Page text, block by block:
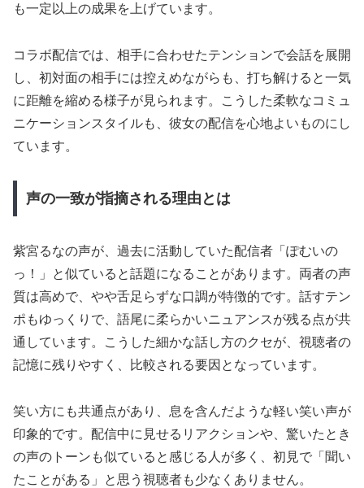
も一定以上の成果を上げています。
コラボ配信では、相手に合わせたテンションで会話を展開
し、初対面の相手には控えめながらも、打ち解けると一気
に距離を縮める様子が見られます。こうした柔軟なコミュ
ニケーションスタイルも、彼女の配信を心地よいものにし
ています。
声の一致が指摘される理由とは
紫宮るなの声が、過去に活動していた配信者「ぽむいの
っ！」と似ていると話題になることがあります。両者の声
質は高めで、やや舌足らずな口調が特徴的です。話すテン
ポもゆっくりで、語尾に柔らかいニュアンスが残る点が共
通しています。こうした細かな話し方のクセが、視聴者の
記憶に残りやすく、比較される要因となっています。
笑い方にも共通点があり、息を含んだような軽い笑い声が
印象的です。配信中に見せるリアクションや、驚いたとき
の声のトーンも似ていると感じる人が多く、初見で「聞い
たことがある」と思う視聴者も少なくありません。